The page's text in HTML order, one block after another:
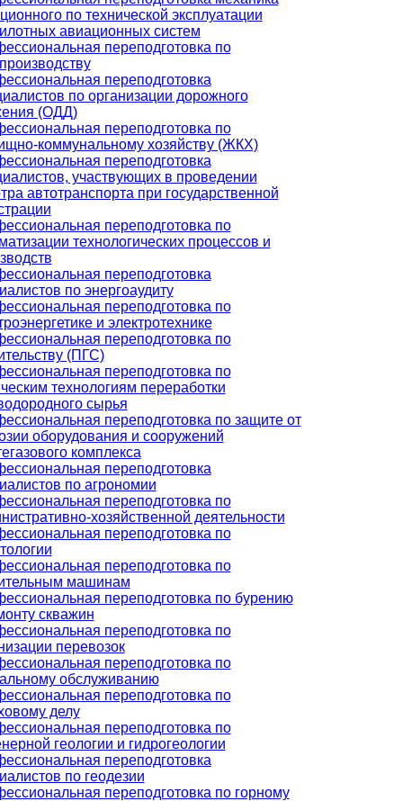
по технической эксплуатации
авиационных систем
переподготовка по
переподготовка
по организации дорожного
(ОДД)
переподготовка по
коммунальному хозяйству (ЖКХ)
переподготовка
участвующих в проведении
автотранспорта при государственной
переподготовка по
технологических процессов и
переподготовка
по энергоаудиту
переподготовка по
и электротехнике
переподготовка по
(ПГС)
переподготовка по
технологиям переработки
сырья
переподготовка по защите от
оборудования и сооружений
комплекса
переподготовка
по агрономии
переподготовка по
хозяйственной деятельности
переподготовка по
переподготовка по
машинам
переподготовка по бурению
скважин
переподготовка по
перевозок
переподготовка по
обслуживанию
переподготовка по
делу
переподготовка по
геологии и гидрогеологии
переподготовка
по геодезии
переподготовка по горному